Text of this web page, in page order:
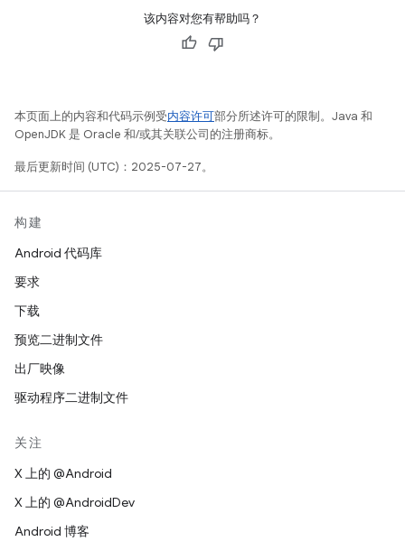
该内容对您有帮助吗？
本页面上的内容和代码示例受内容许可部分所述许可的限制。Java 和
OpenJDK 是 Oracle 和/或其关联公司的注册商标。
最后更新时间 (UTC)：2025-07-27。
构建
Android 代码库
要求
下载
预览二进制文件
出厂映像
驱动程序二进制文件
关注
X 上的 @Android
X 上的 @AndroidDev
Android 博客